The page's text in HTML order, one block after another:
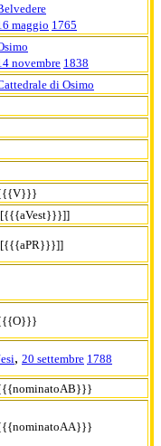
maggio 1765
novembre 1838
di Osimo
, 20 settembre 1788